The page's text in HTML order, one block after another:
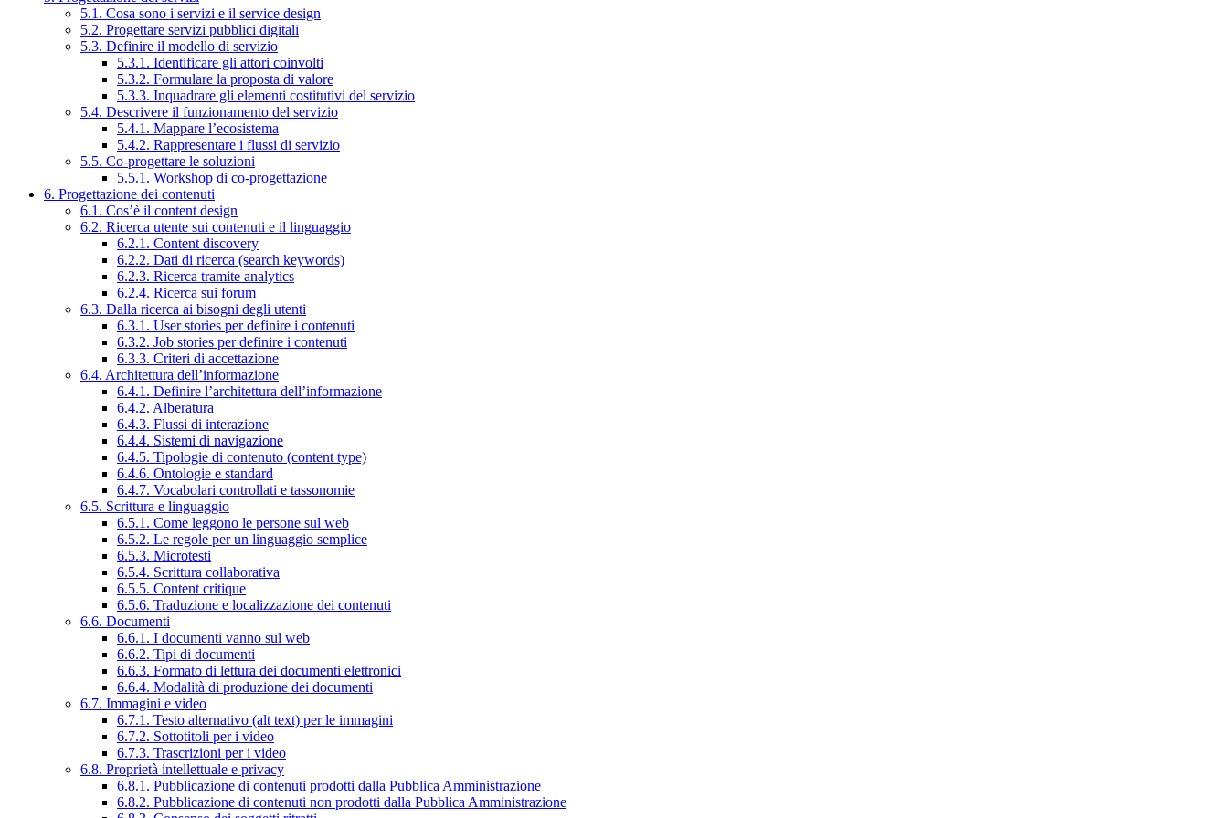
5.1. Cosa sono i servizi e il service design
5.2. Progettare servizi pubblici digitali
5.3. Definire il modello di servizio
5.3.1. Identificare gli attori coinvolti
5.3.2. Formulare la proposta di valore
5.3.3. Inquadrare gli elementi costitutivi del servizio
5.4. Descrivere il funzionamento del servizio
5.4.1. Mappare l’ecosistema
5.4.2. Rappresentare i flussi di servizio
5.5. Co-progettare le soluzioni
5.5.1. Workshop di co-progettazione
6. Progettazione dei contenuti
6.1. Cos’è il content design
6.2. Ricerca utente sui contenuti e il linguaggio
6.2.1. Content discovery
6.2.2. Dati di ricerca (search keywords)
6.2.3. Ricerca tramite analytics
6.2.4. Ricerca sui forum
6.3. Dalla ricerca ai bisogni degli utenti
6.3.1. User stories per definire i contenuti
6.3.2. Job stories per definire i contenuti
6.3.3. Criteri di accettazione
6.4. Architettura dell’informazione
6.4.1. Definire l’architettura dell’informazione
6.4.2. Alberatura
6.4.3. Flussi di interazione
6.4.4. Sistemi di navigazione
6.4.5. Tipologie di contenuto (content type)
6.4.6. Ontologie e standard
6.4.7. Vocabolari controllati e tassonomie
6.5. Scrittura e linguaggio
6.5.1. Come leggono le persone sul web
6.5.2. Le regole per un linguaggio semplice
6.5.3. Microtesti
6.5.4. Scrittura collaborativa
6.5.5. Content critique
6.5.6. Traduzione e localizzazione dei contenuti
6.6. Documenti
6.6.1. I documenti vanno sul web
6.6.2. Tipi di documenti
6.6.3. Formato di lettura dei documenti elettronici
6.6.4. Modalità di produzione dei documenti
6.7. Immagini e video
6.7.1. Testo alternativo (alt text) per le immagini
6.7.2. Sottotitoli per i video
6.7.3. Trascrizioni per i video
6.8. Proprietà intellettuale e privacy
6.8.1. Pubblicazione di contenuti prodotti dalla Pubblica Amministrazione
6.8.2. Pubblicazione di contenuti non prodotti dalla Pubblica Amministrazione